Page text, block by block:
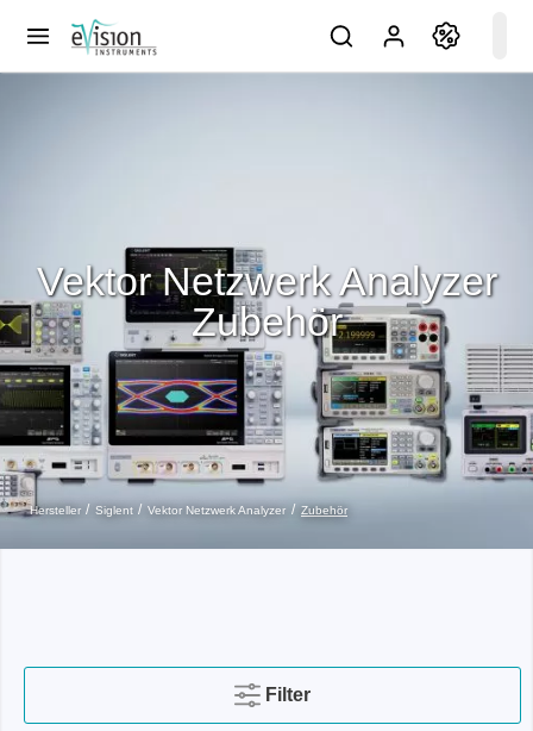
Hersteller Siglent Vektor Netzwerk Analyzer Zubehör
Vektor Netzwerk Analyzer
Zubehör
Filter